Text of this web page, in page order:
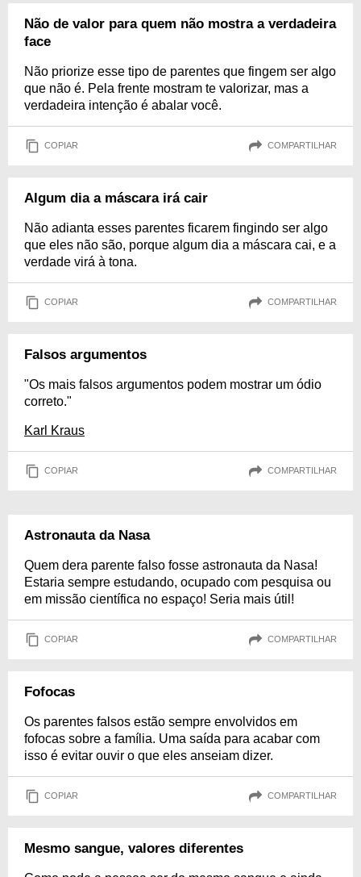
Não de valor para quem não mostra a verdadeira
face
Não priorize esse tipo de parentes que fingem ser algo
que não é. Pela frente mostram te valorizar, mas a
verdadeira intenção é abalar você.
COPIAR COMPARTILHAR
Algum dia a máscara irá cair
Não adianta esses parentes ficarem fingindo ser algo
que eles não são, porque algum dia a máscara cai, e a
verdade virá à tona.
COPIAR COMPARTILHAR
Falsos argumentos
"Os mais falsos argumentos podem mostrar um ódio
correto."
Karl Kraus
COPIAR COMPARTILHAR
Astronauta da Nasa
Quem dera parente falso fosse astronauta da Nasa!
Estaria sempre estudando, ocupado com pesquisa ou
em missão científica no espaço! Seria mais útil!
COPIAR COMPARTILHAR
Fofocas
Os parentes falsos estão sempre envolvidos em
fofocas sobre a família. Uma saída para acabar com
isso é evitar ouvir o que eles anseiam dizer.
COPIAR COMPARTILHAR
Mesmo sangue, valores diferentes